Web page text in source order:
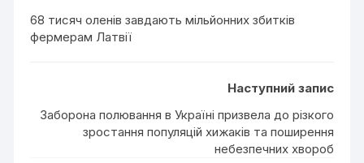
68 тисяч оленів завдають мільйонних збитків
фермерам Латвії
Наступний запис
Заборона полювання в Україні призвела до різкого
зростання популяцій хижаків та поширення
небезпечних хвороб